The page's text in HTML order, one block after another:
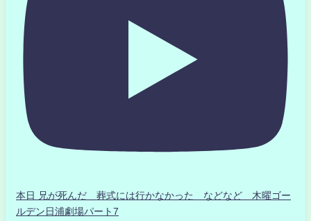
本日 兄が死んだ 葬式には行かなかった などなど 木曜ゴー
ルデン日浦劇場パート7